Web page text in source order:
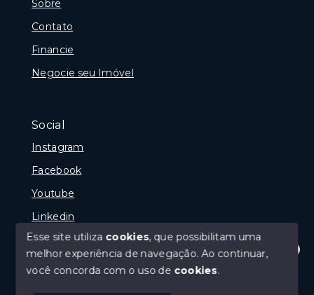
Olá! Estamos disponíveis para te ajudar.
Sobre
Contato
Financie
Negocie seu Imóvel
Social
Instagram
Facebook
Youtube
Linkedin
© Copyright 2026 - Reginaldo Polenta - CRECI 31.630
Esse site utiliza cookies, que possibilitam uma
melhor experiência de navegação.Ao continuar,
você concorda com o uso de cookies.